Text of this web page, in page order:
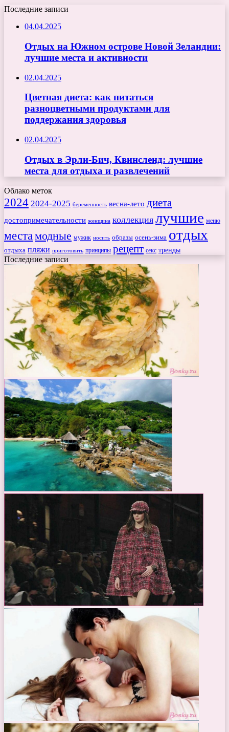
Последние записи
04.04.2025
Отдых на Южном острове Новой Зеландии:
лучшие места и активности
02.04.2025
Цветная диета: как питаться
разноцветными продуктами для
поддержания здоровья
02.04.2025
Отдых в Эрли-Бич, Квинсленд: лучшие
места для отдыха и развлечений
Облако меток
2024 2024-2025 беременность весна-лето диета
достопримечательности женщина коллекция лучшие меню
места модные мужик носить образы осень-зима отдых
отдыха пляжи приготовить принципы рецепт секс тренды
Последние записи